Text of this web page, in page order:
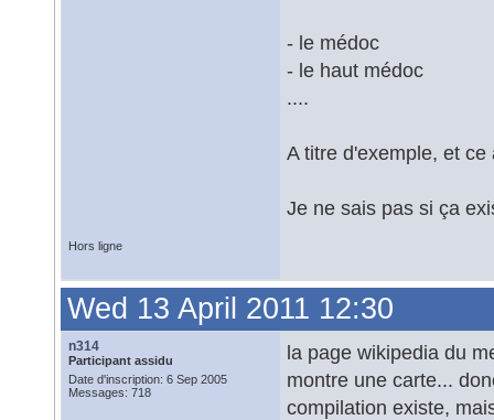
- le médoc
- le haut médoc
....
A titre d'exemple, et
Je ne sais pas si ça
Hors ligne
Wed 13 April 2011 12:30
n314
Participant assidu
Date d'inscription: 6 Sep 2005
Messages: 718
la page wikipedia du
montre une carte...
compilation existe,